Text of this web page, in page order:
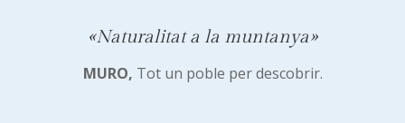
«Naturalitat a la muntanya»
MURO, Tot un poble per descobrir.